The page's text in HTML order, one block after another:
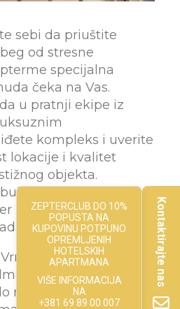
Kontaktirajte nas
ZEPTERCLUB DO 10%
POPUSTA NA
KUPOVINU POTPUNO
OPREMLJENIH
HOTELSKIH
APARTMANA
VIŠE INFORMACIJA
NA
+381 69 89 00 007
sebi da priuštite
od stresne
specijalna
čeka na Vas.
u pratnji ekipe iz
kompleks i uverite
lokacije i kvalitet
objekta.
i predah u
hotelu, na poznatom
banje,
i užitak, Zepterme
maja 2022. Potpuno